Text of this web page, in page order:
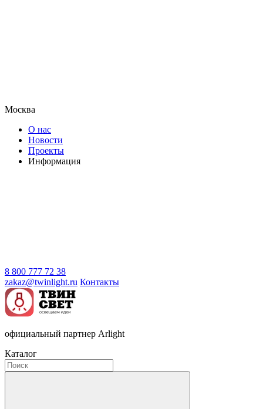
Москва
О нас
Новости
Проекты
Информация
8 800 777 72 38
zakaz@twinlight.ru Контакты
официальный партнер Arlight
Каталог